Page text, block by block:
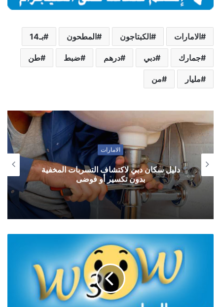
الامارات الكبتاجون المطحون بـ14
جمارك دبي درهم ضبط طن
مليار من
الامارات
دليل سكان دبي لاكتشاف التسربات المخفية
بدون تكسير أو فوضى